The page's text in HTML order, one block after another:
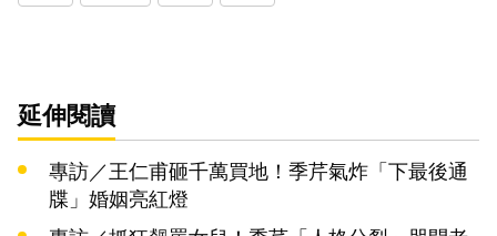
延伸閱讀
專訪／王仁甫砸千萬買地！季芹氣炸「下最後通
牒」婚姻亮紅燈